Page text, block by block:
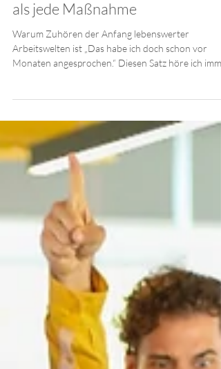
Gehört werden verändert mehr
als jede Maßnahme
Warum Zuhören der Anfang lebenswerter
Kulturentwicklungsprozessen und Workshops. Und
jedes Mal denke ich:Wie viele Probleme hätten wir
vermeiden können, wenn wir früher zugehört
hätten? Denn die meisten Herausforderungen in
Unternehmen entstehen nicht plötzlich. Sie kündigen
Sorgen. Du